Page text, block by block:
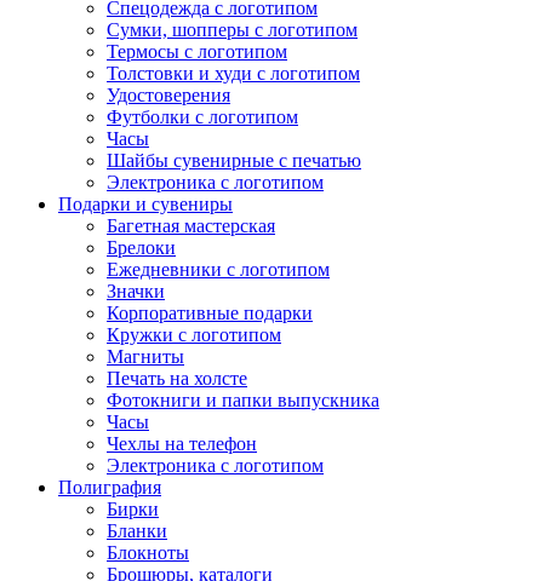
Спецодежда с логотипом
Сумки, шопперы с логотипом
Термосы с логотипом
Толстовки и худи с логотипом
Удостоверения
Футболки с логотипом
Часы
Шайбы сувенирные с печатью
Электроника с логотипом
Подарки и сувениры
Багетная мастерская
Брелоки
Ежедневники с логотипом
Значки
Корпоративные подарки
Кружки с логотипом
Магниты
Печать на холсте
Фотокниги и папки выпускника
Часы
Чехлы на телефон
Электроника с логотипом
Полиграфия
Бирки
Бланки
Блокноты
Брошюры, каталоги